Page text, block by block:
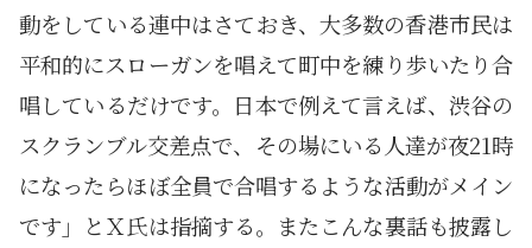
動をしている連中はさておき、大多数の香港市民は
平和的にスローガンを唱えて町中を練り歩いたり合
唱しているだけです。日本で例えて言えば、渋谷の
スクランブル交差点で、その場にいる人達が夜21時
になったらほぼ全員で合唱するような活動がメイン
です」とＸ氏は指摘する。またこんな裏話も披露し